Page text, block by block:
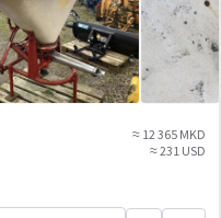
≈ 12 365 MKD
≈ 231 USD